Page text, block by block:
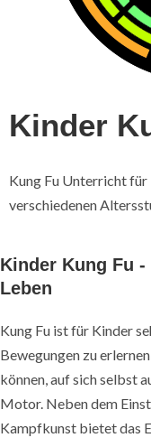
Kinder
Kung Fu Unterricht für
verschiedenen
Kinder Kung Fu
Leben
Kung Fu ist für Kinder
Bewegungen zu
können, auf sich selbst
Motor. Neben dem
Kampfkunst bietet das